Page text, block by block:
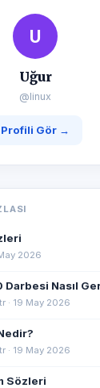
U
Uğur
@linux
Profili Gör →
2026
Darbesi Nasıl
· 19 May 2026
· 19 May 2026
Sözleri